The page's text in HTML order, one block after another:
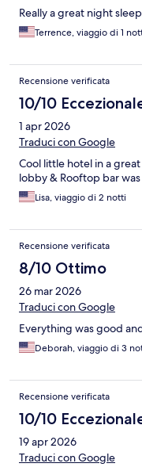
Really a great night sleep
Terrence, viaggio di 1
Recensione verificata
10/10
1 apr 2026
Traduci con Google
Cool little hotel in a
lobby & Rooftop bar
Lisa, viaggio di 2 notti
Recensione verificata
8/10 Ottimo
26 mar 2026
Traduci con Google
Everything was good
Deborah, viaggio di 3
Recensione verificata
10/10
19 apr 2026
Traduci con Google